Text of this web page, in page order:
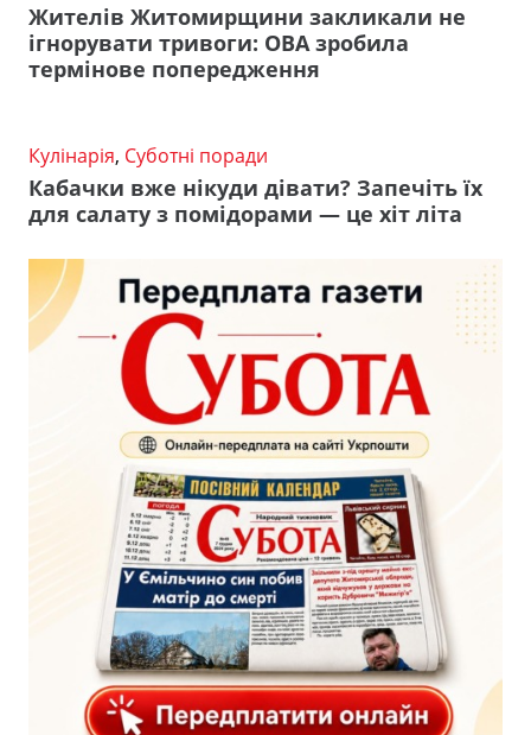
Жителів Житомирщини закликали не
ігнорувати тривоги: ОВА зробила
термінове попередження
Кулінарія, Суботні поради
Кабачки вже нікуди дівати? Запечіть їх
для салату з помідорами — це хіт літа